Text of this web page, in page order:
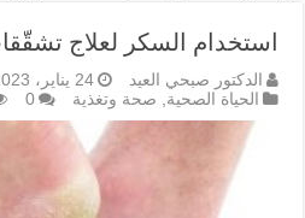
استخدام السكر لعلاج
الدكتور صبحي العيد
24 يناير، 2023
الحياة الصحية, صحة وتغذية 0